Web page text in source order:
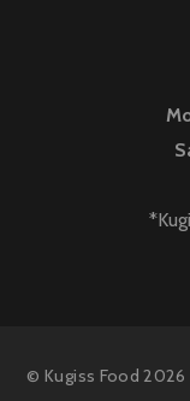
©Kugiss Food 2026